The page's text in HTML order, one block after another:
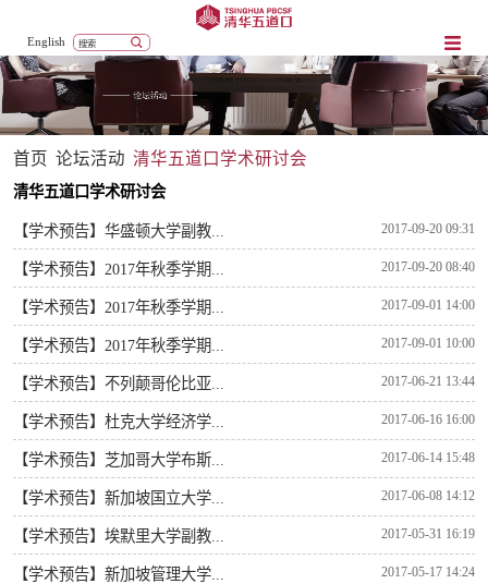
English
首页 论坛活动 清华五道口学术研讨会
清华五道口学术研讨会
【学术预告】华盛顿大学副教... 2017-09-20 09:31
【学术预告】2017年秋季学期... 2017-09-20 08:40
【学术预告】2017年秋季学期... 2017-09-01 14:00
【学术预告】2017年秋季学期... 2017-09-01 10:00
【学术预告】不列颠哥伦比亚... 2017-06-21 13:44
【学术预告】杜克大学经济学... 2017-06-16 16:00
【学术预告】芝加哥大学布斯... 2017-06-14 15:48
【学术预告】新加坡国立大学... 2017-06-08 14:12
【学术预告】埃默里大学副教... 2017-05-31 16:19
【学术预告】新加坡管理大学... 2017-05-17 14:24